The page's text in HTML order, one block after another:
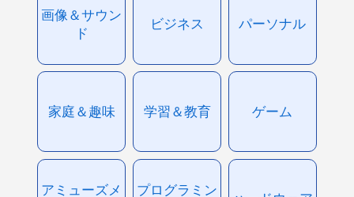
画像＆サウン
ド
ビジネス パーソナル
家庭＆趣味 学習＆教育 ゲーム
アミューズメ
プログラミン